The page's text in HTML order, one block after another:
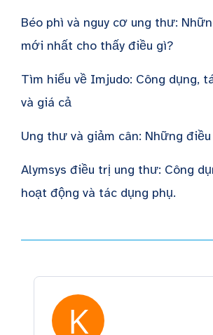
Béo phì và nguy cơ ung thư:
mới nhất cho thấy điều gì?
Tìm hiểu về Imjudo: Công dụng,
và giá cả
Ung thư và giảm cân: Những
Alymsys điều trị ung thư: Công
hoạt động và tác dụng phụ.